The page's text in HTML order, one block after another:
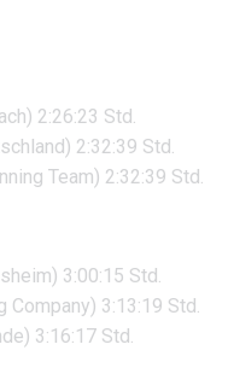
2:26:23 Std.
2:32:39 Std.
Team) 2:32:39 Std.
3:00:15 Std.
Company) 3:13:19 Std.
3:16:17 Std.